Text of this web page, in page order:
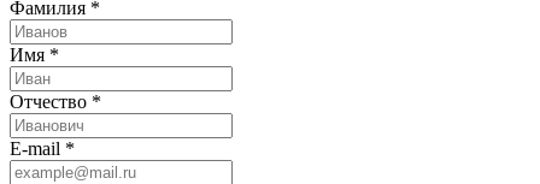
Фамилия *
Имя *
Отчество *
E-mail *